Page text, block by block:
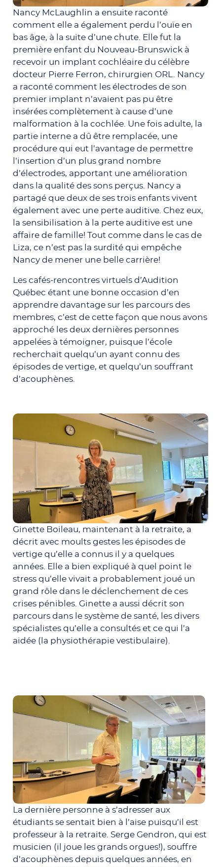
Nancy McLaughlin a ensuite raconté
comment elle a également perdu l’ouïe en
bas âge, à la suite d’une chute. Elle fut la
première enfant du Nouveau-Brunswick à
recevoir un implant cochléaire du célèbre
docteur Pierre Ferron, chirurgien ORL. Nancy
a raconté comment les électrodes de son
premier implant n’avaient pas pu être
insérées complètement à cause d’une
malformation à la cochlée. Une fois adulte, la
partie interne a dû être remplacée, une
procédure qui eut l’avantage de permettre
l’insertion d’un plus grand nombre
d’électrodes, apportant une amélioration
dans la qualité des sons perçus. Nancy a
partagé que deux de ses trois enfants vivent
également avec une perte auditive. Chez eux,
la sensibilisation à la perte auditive est une
affaire de famille! Tout comme dans le cas de
Liza, ce n’est pas la surdité qui empêche
Nancy de mener une belle carrière!
Les cafés-rencontres virtuels d’Audition
Québec étant une bonne occasion d’en
apprendre davantage sur les parcours des
membres, c’est de cette façon que nous avons
approché les deux dernières personnes
appelées à témoigner, puisque l’école
recherchait quelqu’un ayant connu des
épisodes de vertige, et quelqu’un souffrant
d’acouphènes.
Ginette Boileau, maintenant à la retraite, a
décrit avec moults gestes les épisodes de
vertige qu’elle a connus il y a quelques
années. Elle a bien expliqué à quel point le
stress qu’elle vivait a probablement joué un
grand rôle dans le déclenchement de ces
crises pénibles. Ginette a aussi décrit son
parcours dans le système de santé, les divers
spécialistes qu’elle a consultés et ce qui l’a
aidée (la physiothérapie vestibulaire).
La dernière personne à s’adresser aux
étudiants se sentait bien à l’aise puisqu’il est
professeur à la retraite. Serge Gendron, qui est
musicien (il joue les grands orgues!), souffre
d’acouphènes depuis quelques années, en